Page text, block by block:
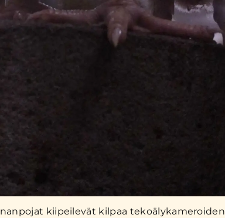
kiipeilevät kilpaa tekoälykameroiden